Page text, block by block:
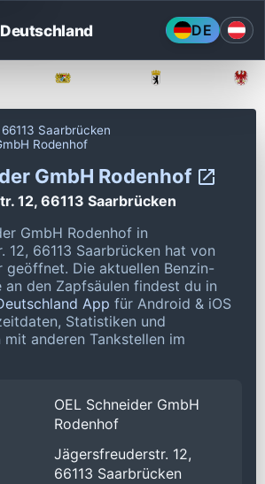
DE
66113 Saarbrücken
Rodenhof
GmbH Rodenhof
12, 66113 Saarbrücken
GmbH Rodenhof in
12, 66113 Saarbrücken hat von
geöffnet. Die aktuellen Benzin-
an den Zapfsäulen findest du in
App für Android & iOS
Statistiken und
mit anderen Tankstellen im
OEL Schneider GmbH
Rodenhof
Jägersfreuderstr. 12,
66113 Saarbrücken